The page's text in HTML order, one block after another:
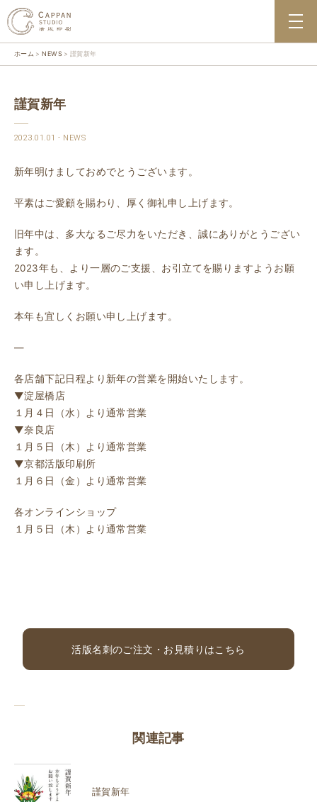
ホーム NEWS 謹賀新年
謹賀新年
2023.01.01 NEWS
新年明けましておめでとうございます。
平素はご愛顧を賜わり、厚く御礼申し上げます。
旧年中は、多大なるご尽力をいただき、誠にありがとうござい
ます。
2023年も、より一層のご支援、お引立てを賜りますようお願
い申し上げます。
本年も宜しくお願い申し上げます。
—
各店舗下記日程より新年の営業を開始いたします。
▼淀屋橋店
１月４日（水）より通常営業
▼奈良店
１月５日（木）より通常営業
▼京都活版印刷所
１月６日（金）より通常営業
各オンラインショップ
１月５日（木）より通常営業
活版名刺のご注文・お見積りはこちら
関連記事
謹賀新年